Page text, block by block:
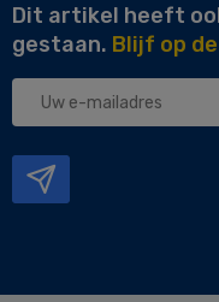
Dit artikel heeft
gestaan. Blijf op
Uw